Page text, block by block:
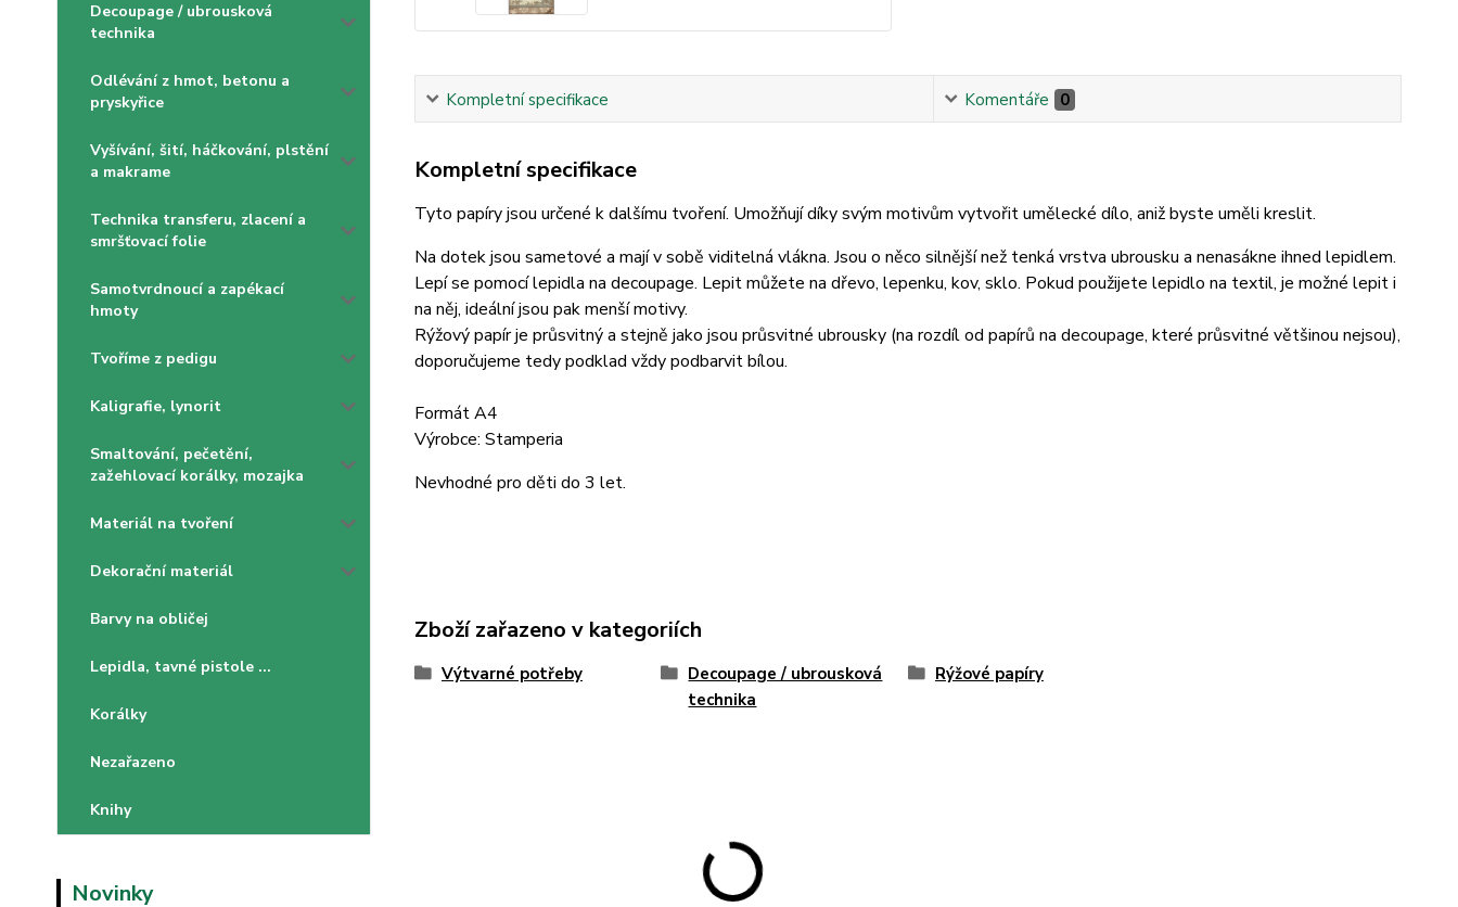
Decoupage / ubrousková
technika
Odlévání z hmot, betonu a
pryskyřice
Vyšívání, šití, háčkování, plstění
a makrame
Technika transferu, zlacení a
smršťovací folie
Samotvrdnoucí a zapékací
hmoty
Tvoříme z pedigu
Kaligrafie, lynorit
Smaltování, pečetění,
zažehlovací korálky, mozajka
Materiál na tvoření
Dekorační materiál
Barvy na obličej
Lepidla, tavné pistole ...
Korálky
Nezařazeno
Knihy
Novinky
Kompletní specifikace Komentáře 0
Kompletní specifikace
Tyto papíry jsou určené k dalšímu tvoření. Umožňují díky svým motivům vytvořit umělecké dílo, aniž byste uměli kreslit.
Na dotek jsou sametové a mají v sobě viditelná vlákna. Jsou o něco silnější než tenká vrstva ubrousku a nenasákne ihned lepidlem.
Lepí se pomocí lepidla na decoupage. Lepit můžete na dřevo, lepenku, kov, sklo. Pokud použijete lepidlo na textil, je možné lepit i
na něj, ideální jsou pak menší motivy.
Rýžový papír je průsvitný a stejně jako jsou průsvitné ubrousky (na rozdíl od papírů na decoupage, které průsvitné většinou nejsou),
doporučujeme tedy podklad vždy podbarvit bílou.
Formát A4
Výrobce: Stamperia
Nevhodné pro děti do 3 let.
Zboží zařazeno v kategoriích
Výtvarné potřeby
Decoupage / ubrousková
technika
Rýžové papíry